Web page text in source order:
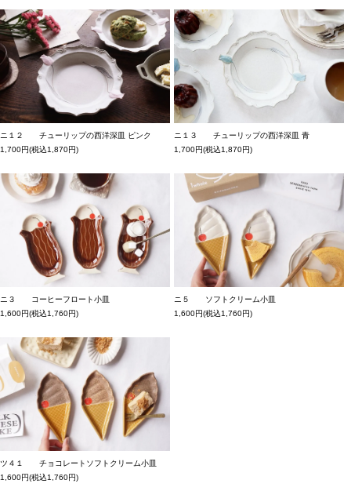
ニ１２ チューリップの西洋深皿 ピンク
1,700円(税込1,870円)
ニ１３ チューリップの西洋深皿 青
1,700円(税込1,870円)
ニ３ コーヒーフロート小皿
1,600円(税込1,760円)
ニ５ ソフトクリーム小皿
1,600円(税込1,760円)
ツ４１ チョコレートソフトクリーム小皿
1,600円(税込1,760円)